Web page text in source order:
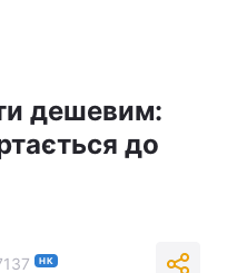
дешевим:
до
НК